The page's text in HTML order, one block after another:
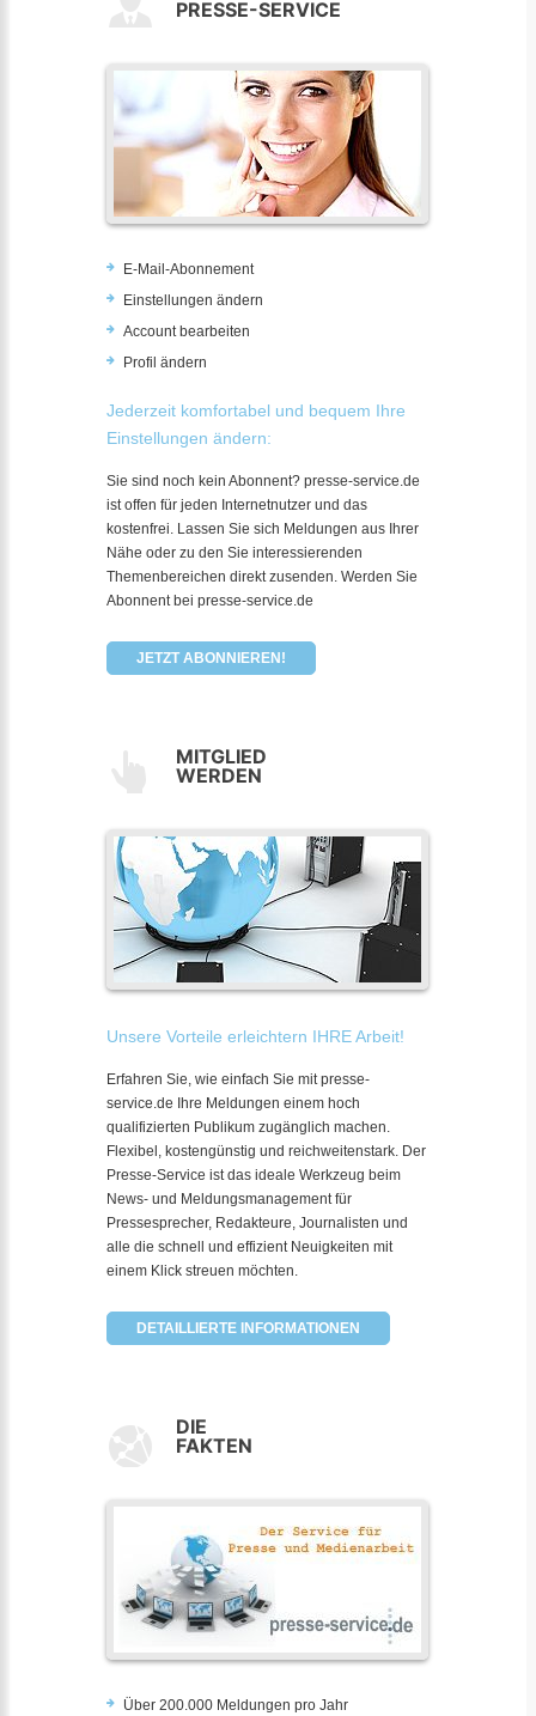
PRESSE-SERVICE
E-Mail-Abonnement
Einstellungen ändern
Account bearbeiten
Profil ändern
Jederzeit komfortabel und bequem Ihre
Einstellungen ändern:
Sie sind noch kein Abonnent? presse-service.de
ist offen für jeden Internetnutzer und das
kostenfrei. Lassen Sie sich Meldungen aus Ihrer
Nähe oder zu den Sie interessierenden
Themenbereichen direkt zusenden. Werden Sie
Abonnent bei presse-service.de
JETZT ABONNIEREN!
MITGLIED
WERDEN
Unsere Vorteile erleichtern IHRE Arbeit!
Erfahren Sie, wie einfach Sie mit presse-
service.de Ihre Meldungen einem hoch
qualifizierten Publikum zugänglich machen.
Flexibel, kostengünstig und reichweitenstark. Der
Presse-Service ist das ideale Werkzeug beim
News- und Meldungsmanagement für
Pressesprecher, Redakteure, Journalisten und
alle die schnell und effizient Neuigkeiten mit
einem Klick streuen möchten.
DETAILLIERTE INFORMATIONEN
DIE
FAKTEN
Über 200.000 Meldungen pro Jahr